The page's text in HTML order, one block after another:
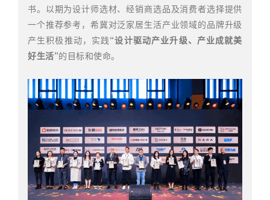
书。以期为设计师选材、经销商选品及消费者选择提供
一个推荐参考，希冀对泛家居生活产业领域的品牌升级
产生积极推动，实践“设计驱动产业升级、产业成就美
好生活”的目标和使命。